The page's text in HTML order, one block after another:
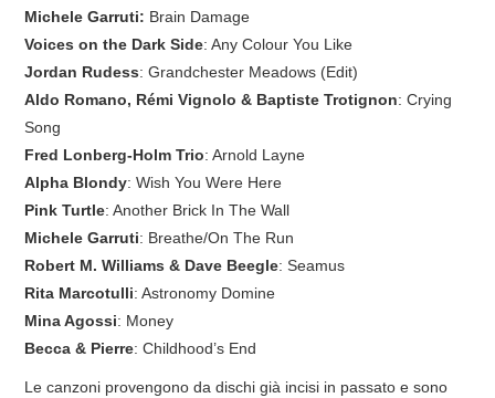
Michele Garruti: Brain Damage
Voices on the Dark Side: Any Colour You Like
Jordan Rudess: Grandchester Meadows (Edit)
Aldo Romano, Rémi Vignolo & Baptiste Trotignon: Crying
Song
Fred Lonberg-Holm Trio: Arnold Layne
Alpha Blondy: Wish You Were Here
Pink Turtle: Another Brick In The Wall
Michele Garruti: Breathe/On The Run
Robert M. Williams & Dave Beegle: Seamus
Rita Marcotulli: Astronomy Domine
Mina Agossi: Money
Becca & Pierre: Childhood’s End
Le canzoni provengono da dischi già incisi in passato e sono